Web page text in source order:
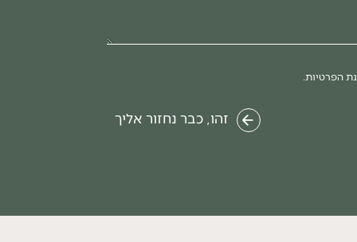
הפרטיות.
זהו, כבר נחזור אליך